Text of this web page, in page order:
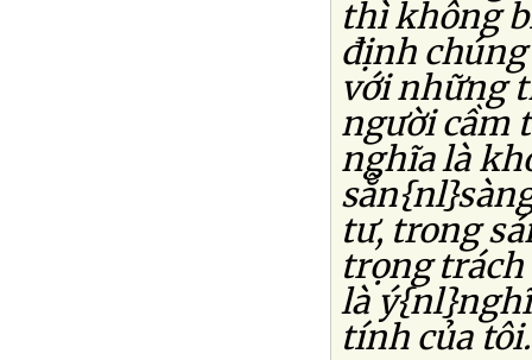
thì không
định
với những
người cầm
nghĩa là
tư, trong
trọng trách
là ý{nl}nghĩ
tính của